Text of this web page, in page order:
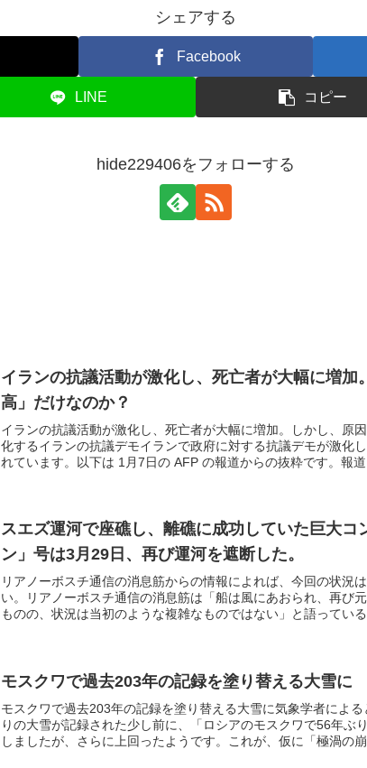
シェアする
Facebook
LINE コピー
hide229406をフォローする
イランの抗議活動が激化し、死亡者が大幅に増加
高」だけなのか？
イランの抗議活動が激化し、死亡者が大幅に増加。しかし、原
化するイランの抗議デモイランで政府に対する抗議デモが激化
れています。以下は 1月7日の AFP の報道からの抜粋です。報道
スエズ運河で座礁し、離礁に成功していた巨大コ
ン」号は3月29日、再び運河を遮断した。
リアノーボスチ通信の消息筋からの情報によれば、今回の状況
い。リアノーボスチ通信の消息筋は「船は風にあおられ、再び
ものの、状況は当初のような複雑なものではない」と語ってい
モスクワで過去203年の記録を塗り替える大雪に
モスクワで過去203年の記録を塗り替える大雪に気象学者によ
りの大雪が記録された少し前に、「ロシアのモスクワで56年ぶ
しましたが、さらに上回ったようです。これが、仮に「極渦の崩